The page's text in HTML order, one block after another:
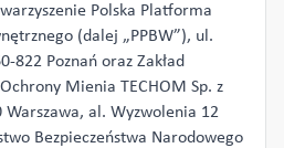
Polska Platforma
(dalej „PPBW”), ul.
822 Poznań oraz Zakład
Mienia TECHOM Sp. z
Warszawa, al. Wyzwolenia 12
Bezpieczeństwa Narodowego